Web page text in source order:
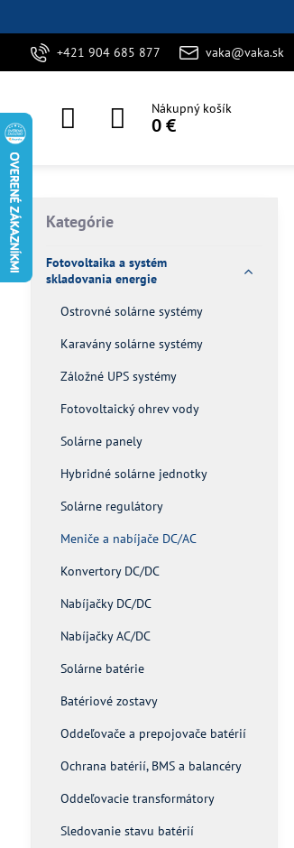
+421 904 685 877 vaka@vaka.sk
Nákupný košík
0 €
Kategórie
Fotovoltaika a systém
skladovania energie
Ostrovné solárne systémy
Karavány solárne systémy
Záložné UPS systémy
Fotovoltaický ohrev vody
Solárne panely
Hybridné solárne jednotky
Solárne regulátory
Meniče a nabíjače DC/AC
Konvertory DC/DC
Nabíjačky DC/DC
Nabíjačky AC/DC
Solárne batérie
Batériové zostavy
Oddeľovače a prepojovače batérií
Ochrana batérií, BMS a balancéry
Oddeľovacie transformátory
Sledovanie stavu batérií